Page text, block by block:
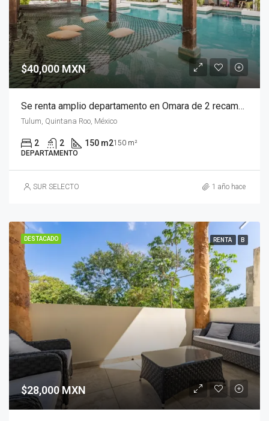
$40,000 MXN
Se renta amplio departamento en Omara de 2 recamaras lock off en Aldea Zamá, Tulum
Tulum, Quintana Roo, México
2 2 150 m2150 m²
DEPARTAMENTO
SUR SELECTO 1 año hace
DESTACADO RENTA B
$28,000 MXN